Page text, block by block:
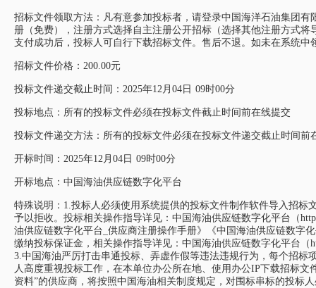
招标文件领取方法：凡有意参加投标者，请登录中国海洋石油集团有
册（免费），注册方式选择自主注册公开招标（选择其他注册方式
支付成功后，投标人可自行下载招标文件。售后不退。如未在系统
招标文件价格：200.00元
投标文件递交截止时间：2025年12月04日 09时00分
投标地点：所有的投标文件必须在投标文件截止时间前在线提交
投标文件递交方法：所有的投标文件必须在投标文件递交截止时间前
开标时间：2025年12月04日 09时00分
开标地点：中国海油供应链数字化平台
特殊说明：1.投标人必须使用系统提供的投标文件制作软件导入招
予以拒收。投标相关操作指导详见：中国海油供应链数字化平台（
油供应链数字化平台_供应商注册操作手册》《中国海油供应链数字
缴纳投标保证金，相关操作指导详见：中国海油供应链数字化平台
3.中国海油严厉打击串通投标、弄虚作假等违法违规行为，每个招
人高度重视投标工作，在本单位办公所在地、使用办公IP下载招标
资料”的供应商，将按照中国海油相关制度规定，对围标串标的投标